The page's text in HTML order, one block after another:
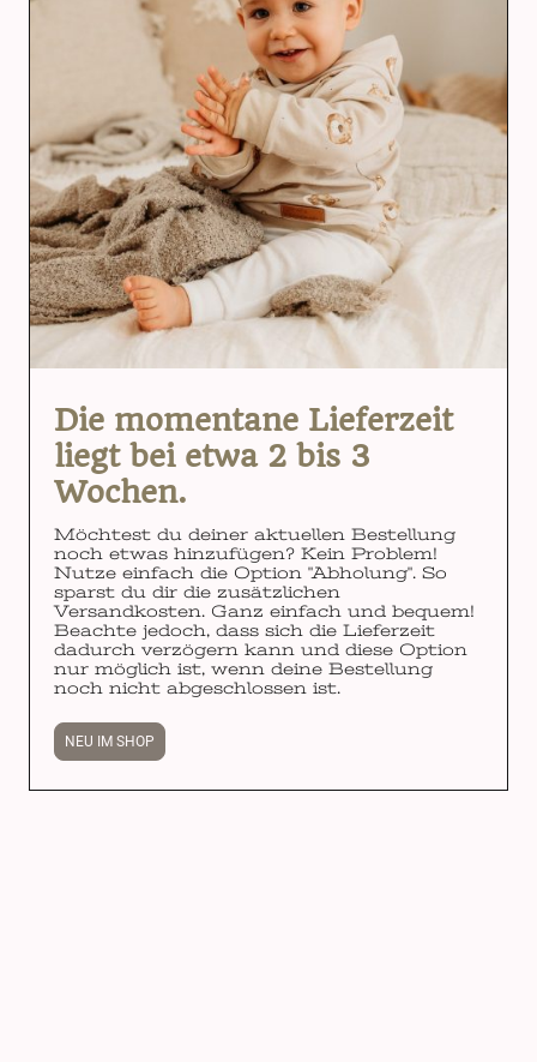
Die momentane Lieferzeit
liegt bei etwa 2 bis 3
Wochen.
Möchtest du deiner aktuellen Bestellung
noch etwas hinzufügen? Kein Problem!
Nutze einfach die Option "Abholung". So
sparst du dir die zusätzlichen
Versandkosten. Ganz einfach und bequem!
Beachte jedoch, dass sich die Lieferzeit
dadurch verzögern kann und diese Option
nur möglich ist, wenn deine Bestellung
noch nicht abgeschlossen ist.
NEU IM SHOP